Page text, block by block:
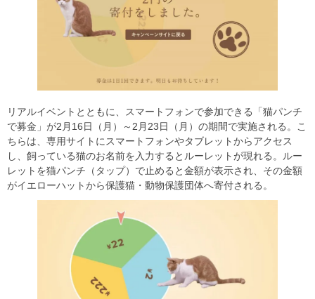
リアルイベントとともに、スマートフォンで参加できる「猫パンチ
で募金」が2月16日（月）～2月23日（月）の期間で実施される。こ
ちらは、専用サイトにスマートフォンやタブレットからアクセス
し、飼っている猫のお名前を入力するとルーレットが現れる。ルー
レットを猫パンチ（タップ）で止めると金額が表示され、その金額
がイエローハットから保護猫・動物保護団体へ寄付される。